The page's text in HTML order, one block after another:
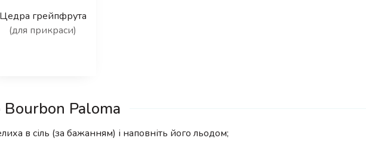
Цедра грейпфрута
(для прикраси)
Paloma
в сіль (за бажанням) і наповніть його льодом;